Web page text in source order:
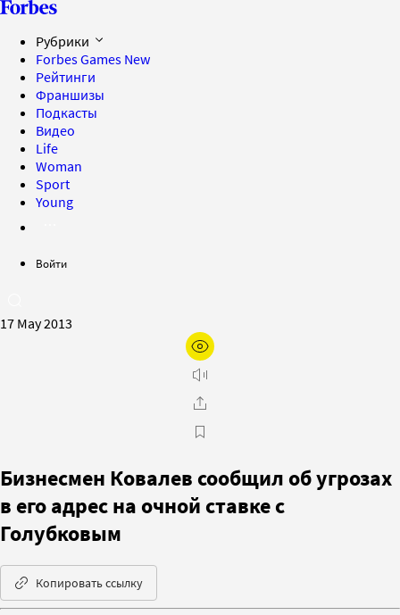
Рубрики
Forbes Games New
Рейтинги
Франшизы
Подкасты
Видео
Life
Woman
Sport
Young
Войти
17 May 2013
Бизнесмен Ковалев сообщил об угрозах
в его адрес на очной ставке с
Голубковым
Копировать ссылку